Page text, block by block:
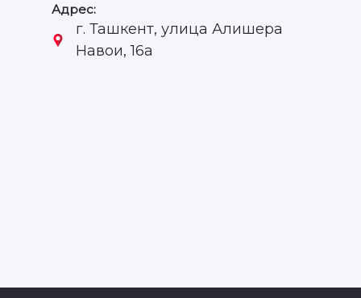
Адрес:
г. Ташкент, улица Алишера
Навои, 16a